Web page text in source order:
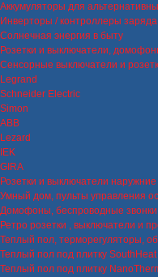
Аккумуляторы для
Инверторы / контроллеры заряда
Солнечная энергия в быту
Розетки и выключатели,
Сенсорные выключатели и
Legrand
Schneider Electric
Simon
ABB
Lezard
IEK
GIRA
Розетки и выключатели наружние
Умный дом, пульты управления
Домофоны, беспроводные звонки
Ретро розетки , выключатели и
Теплый пол, терморегуляторы,
Теплый пол под плитку
Теплый пол под плитку